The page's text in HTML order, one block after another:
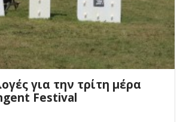
για την τρίτη μέρα
Festival